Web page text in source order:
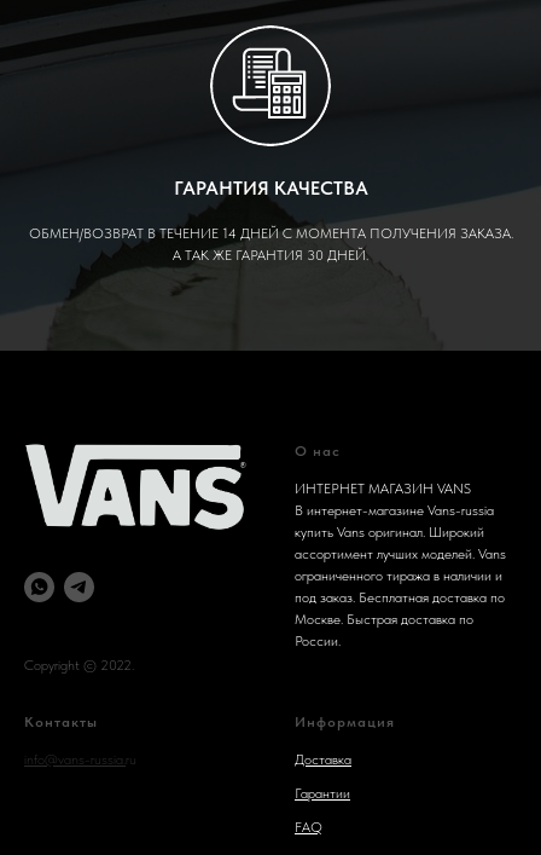
ГАРАНТИЯ КАЧЕСТВА
ОБМЕН/ВОЗВРАТ В ТЕЧЕНИЕ 14 ДНЕЙ С МОМЕНТА ПОЛУЧЕНИЯ ЗАКАЗА.
А ТАК ЖЕ ГАРАНТИЯ 30 ДНЕЙ.
Copyright © 2022.
О нас
ИНТЕРНЕТ МАГАЗИН VANS
В интернет-магазине Vans-russia
купить Vans оригинал. Широкий
ассортимент лучших моделей. Vans
ограниченного тиража в наличии и
под заказ. Бесплатная доставка по
Москве. Быстрая доставка по
России.
Контакты
info@vans-russia. ru
Информация
Доставка
Гарантии
FAQ